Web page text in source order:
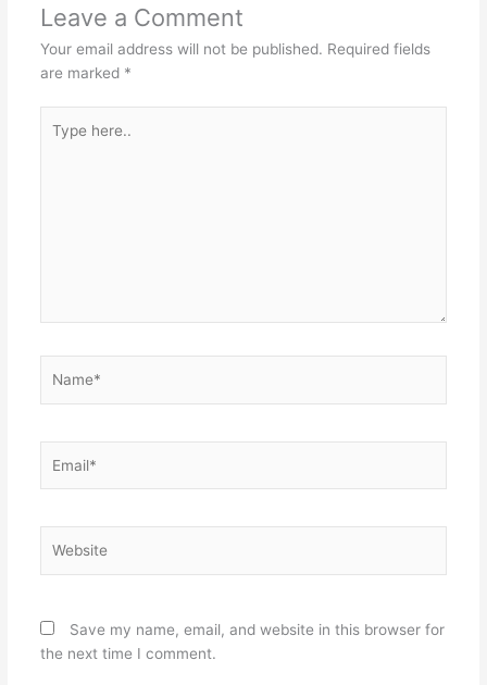
Leave a Comment
Your email address will not be published. Required fields
are marked *
here..
Save my name, email, and website in this browser for
the next time I comment.